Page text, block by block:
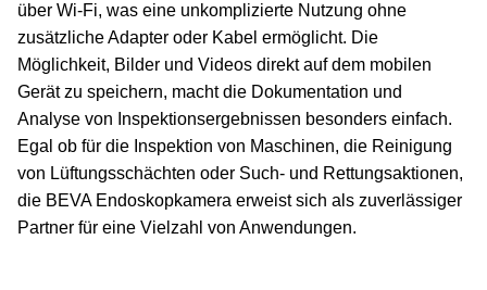
über Wi-Fi, was eine unkomplizierte Nutzung ohne
zusätzliche Adapter oder Kabel ermöglicht. Die
Möglichkeit, Bilder und Videos direkt auf dem mobilen
Gerät zu speichern, macht die Dokumentation und
Analyse von Inspektionsergebnissen besonders einfach.
Egal ob für die Inspektion von Maschinen, die Reinigung
von Lüftungsschächten oder Such- und Rettungsaktionen,
die BEVA Endoskopkamera erweist sich als zuverlässiger
Partner für eine Vielzahl von Anwendungen.